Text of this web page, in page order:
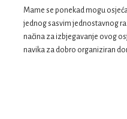
Mame se ponekad mogu
jednog sasvim jednostavnog
načina za izbjegavanje ovog
navika za dobro organiziran